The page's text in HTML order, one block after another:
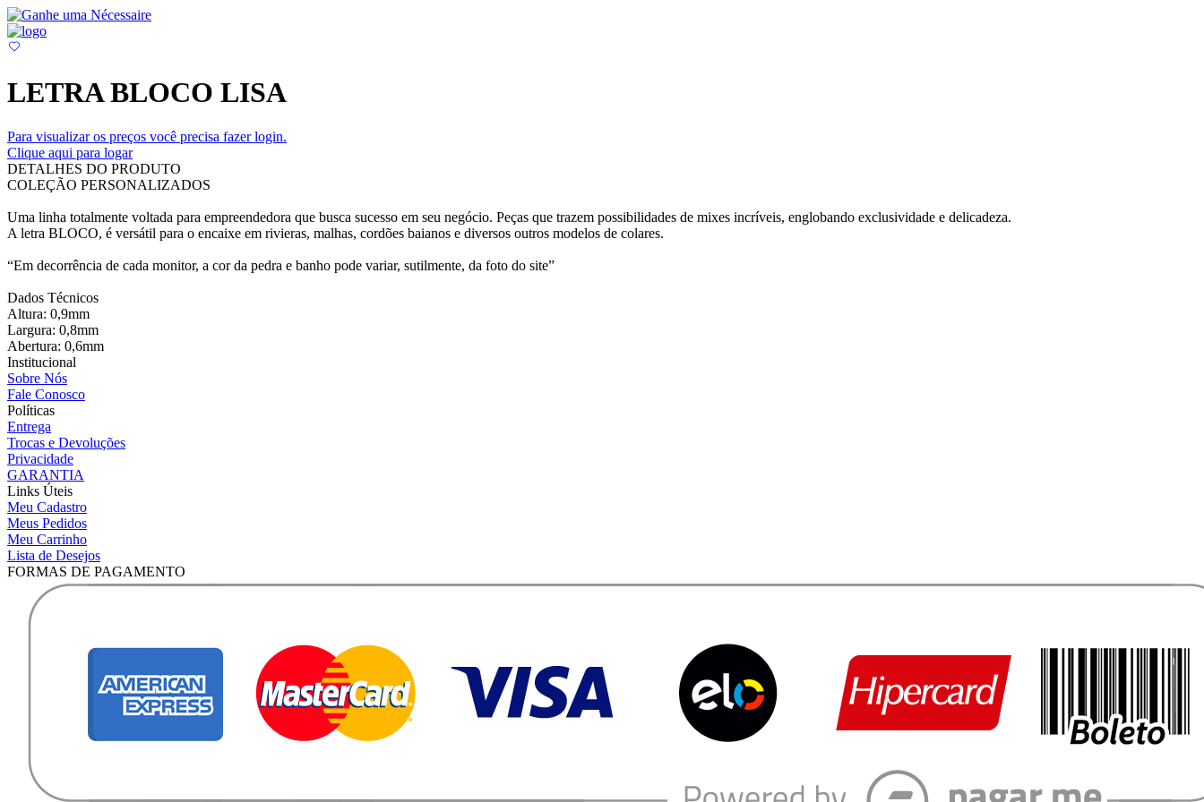
LETRA BLOCO LISA
Para visualizar os preços você precisa fazer login.
Clique aqui para logar
DETALHES DO PRODUTO
COLEÇÃO PERSONALIZADOS
Uma linha totalmente voltada para empreendedora que busca sucesso em seu negócio. Peças que trazem possibilidades de mixes incríveis, englobando exclusividade e delicadeza.
A letra BLOCO, é versátil para o encaixe em rivieras, malhas, cordões baianos e diversos outros modelos de colares.
“Em decorrência de cada monitor, a cor da pedra e banho pode variar, sutilmente, da foto do site”
Dados Técnicos
Altura: 0,9mm
Largura: 0,8mm
Abertura: 0,6mm
Institucional
Sobre Nós
Fale Conosco
Políticas
Entrega
Trocas e Devoluções
Privacidade
GARANTIA
Links Úteis
Meu Cadastro
Meus Pedidos
Meu Carrinho
Lista de Desejos
FORMAS DE PAGAMENTO